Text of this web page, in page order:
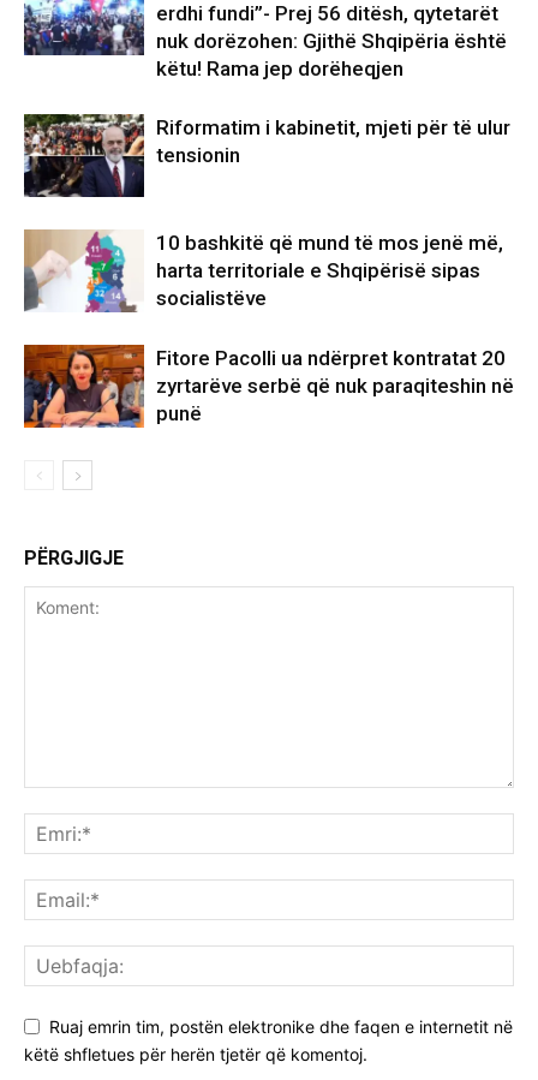
erdhi fundi”- Prej 56 ditësh, qytetarët
nuk dorëzohen: Gjithë Shqipëria është
këtu! Rama jep dorëheqjen
Riformatim i kabinetit, mjeti për të ulur
tensionin
10 bashkitë që mund të mos jenë më,
harta territoriale e Shqipërisë sipas
socialistëve
Fitore Pacolli ua ndërpret kontratat 20
zyrtarëve serbë që nuk paraqiteshin në
punë
PËRGJIGJE
Ruaj emrin tim, postën elektronike dhe faqen e internetit në
këtë shfletues për herën tjetër që komentoj.